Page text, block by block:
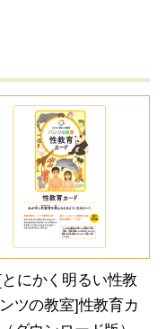
[とにかく明るい性教
ツの教室]性教育カ